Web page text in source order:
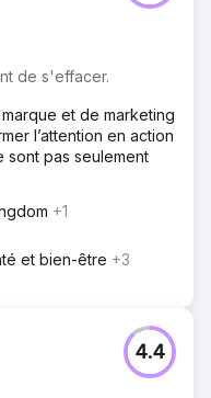
de s'effacer.
et de marketing
l’attention en action
sont pas seulement
+1
et bien-être +3
4.4